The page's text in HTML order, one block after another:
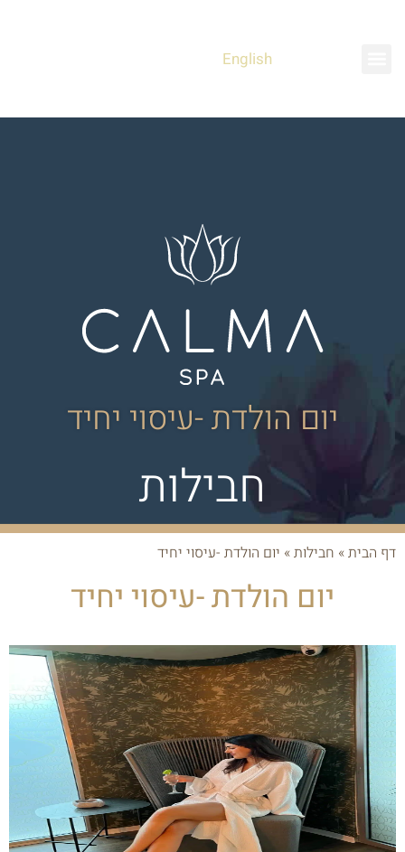
English
יום הולדת -עיסוי יחיד
חבילות
דף הבית» חבילות» יום הולדת -עיסוי יחיד
יום הולדת -עיסוי יחיד